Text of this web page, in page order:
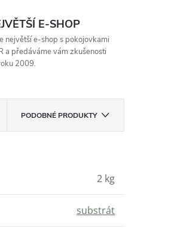
E-SHOP
největší e-shop s pokojovkami
a předáváme vám zkušenosti
2009.
PODOBNÉ PRODUKTY
2 kg
substrát